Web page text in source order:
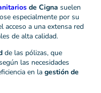
de Cigna suelen
especialmente por su
acceso a una extensa red
de alta calidad.
de las pólizas, que
las necesidades
en la gestión de